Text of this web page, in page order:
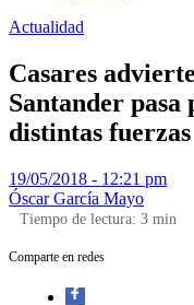
Actualidad
Casares
Santander
distintas fuerzas
19/05/2018 - 12:21 pm
Óscar García Mayo
Tiempo de lectura: 3 min
Comparte en redes